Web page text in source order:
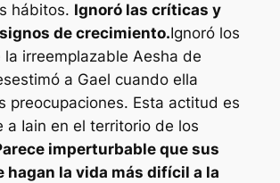
hábitos. Ignoró las críticas y
de crecimiento.Ignoró los
irreemplazable Aesha de
a Gael cuando ella
preocupaciones. Esta actitud es
a Iain en el territorio de los
imperturbable que sus
hagan la vida más difícil a la